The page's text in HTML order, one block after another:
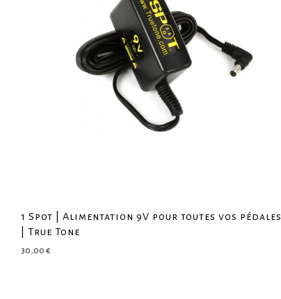
1 Spot | Alimentation 9V pour toutes vos pédales
| True Tone
30,00 €